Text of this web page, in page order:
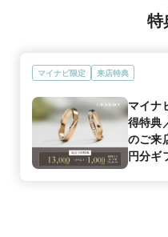
特
マイナビ限定 来店特典
マイナ
得特典
のご来
円分ギ